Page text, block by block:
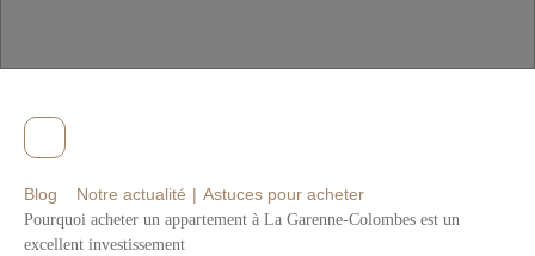
Blog Notre actualité | Astuces pour acheter
Pourquoi acheter un appartement à La Garenne-Colombes est un
excellent investissement